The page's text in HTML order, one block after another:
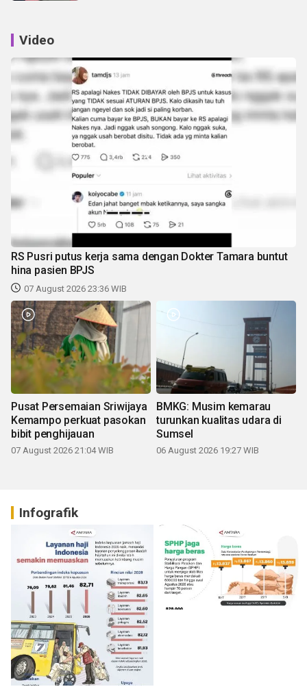
Video
RS Pusri putus kerja sama dengan Dokter Tamara buntut
hina pasien BPJS
07 August 2026 23:36 WIB
Pusat Persemaian Sriwijaya
Kemampo perkuat pasokan
bibit penghijauan
07 August 2026 21:04 WIB
BMKG: Musim kemarau
turunkan kualitas udara di
Sumsel
06 August 2026 19:27 WIB
Infografik